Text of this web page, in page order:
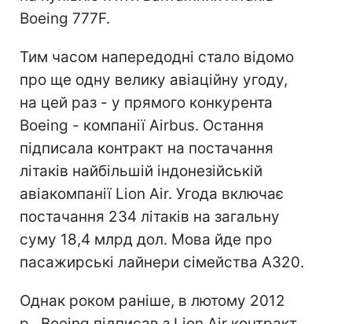
Boeing 777F.
Тим часом напередодні стало відомо
про ще одну велику авіаційну угоду,
на цей раз - у прямого конкурента
Boeing - компанії Airbus. Остання
підписала контракт на постачання
літаків найбільшій індонезійській
авіакомпанії Lion Air. Угода включає
постачання 234 літаків на загальну
суму 18,4 млрд дол. Мова йде про
пасажирські лайнери сімейства А320.
Однак роком раніше, в лютому 2012